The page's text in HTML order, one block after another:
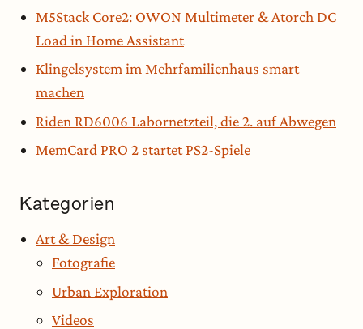
M5Stack Core2: OWON Multimeter & Atorch DC
Load in Home Assistant
Klingelsystem im Mehrfamilienhaus smart
machen
Riden RD6006 Labornetzteil, die 2. auf Abwegen
MemCard PRO 2 startet PS2-Spiele
Kategorien
Art & Design
Fotografie
Urban Exploration
Videos